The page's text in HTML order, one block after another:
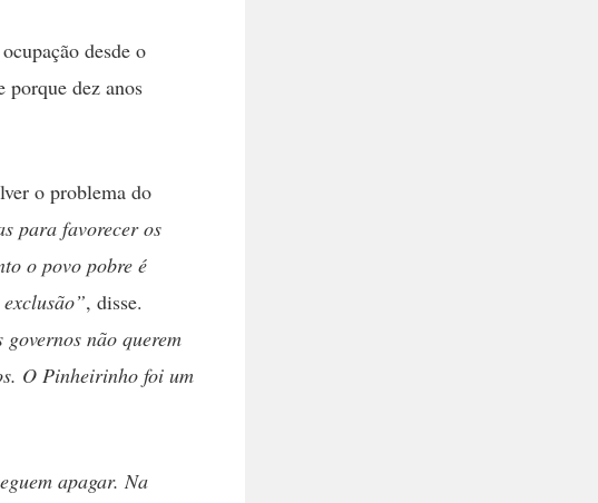
desde o
dez anos
o problema do
para favorecer os
o povo pobre é
, disse.
não querem
O Pinheirinho foi um
apagar. Na